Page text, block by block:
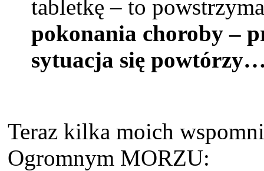
tabletkę – to
pokonania choroby –
sytuacja się
Teraz kilka moich
Ogromnym MORZU: